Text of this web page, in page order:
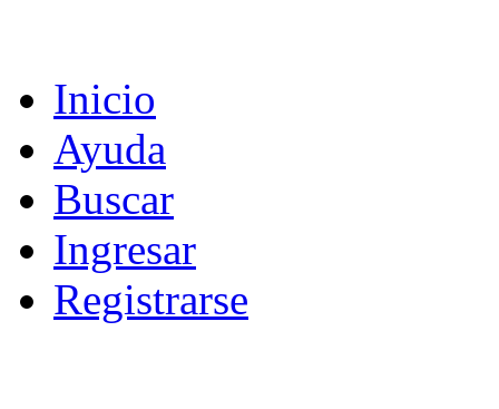
Inicio
Ayuda
Buscar
Ingresar
Registrarse